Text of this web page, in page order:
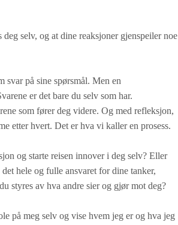
selv, og at dine reaksjoner gjenspeiler noe
svar på sine spørsmål. Men en
er det bare du selv som har.
som fører deg videre. Og med refleksjon,
etter hvert. Det er hva vi kaller en prosess.
og starte reisen innover i deg selv? Eller
hele og fulle ansvaret for dine tanker,
styres av hva andre sier og gjør mot deg?
på meg selv og vise hvem jeg er og hva jeg